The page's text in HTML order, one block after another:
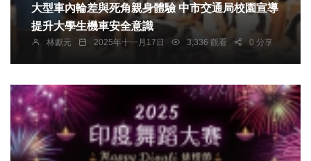
大型車內輪差與死角親身體驗 中市交通局校園宣導
提升大學生機車安全意識
林獻元 2025年十一月17日 3,336 觀看 0 分享